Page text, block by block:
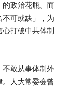
的政治花瓶。而
可或缺」，为
打破中共体制
不敢从事体制外
人大常委会曾